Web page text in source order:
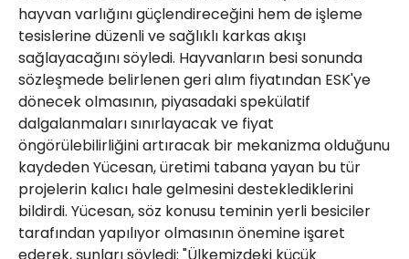
hayvan varlığını güçlendireceğini hem de işleme
tesislerine düzenli ve sağlıklı karkas akışı
sağlayacağını söyledi. Hayvanların besi sonunda
sözleşmede belirlenen geri alım fiyatından ESK'ye
dönecek olmasının, piyasadaki spekülatif
dalgalanmaları sınırlayacak ve fiyat
öngörülebilirliğini artıracak bir mekanizma olduğunu
kaydeden Yücesan, üretimi tabana yayan bu tür
projelerin kalıcı hale gelmesini desteklediklerini
bildirdi. Yücesan, söz konusu teminin yerli besiciler
tarafından yapılıyor olmasının önemine işaret